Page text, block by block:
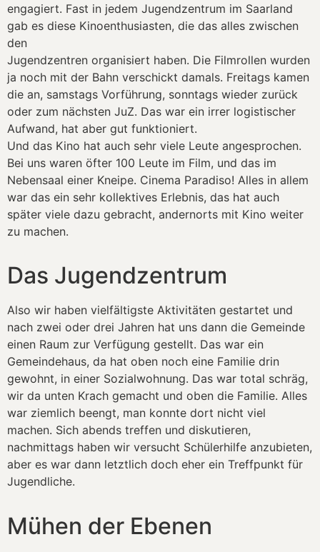
engagiert. Fast in jedem Jugendzentrum im Saarland
gab es diese Kinoenthusiasten, die das alles zwischen
den
Jugendzentren organisiert haben. Die Filmrollen wurden
ja noch mit der Bahn verschickt damals. Freitags kamen
die an, samstags Vorführung, sonntags wieder zurück
oder zum nächsten JuZ. Das war ein irrer logistischer
Aufwand, hat aber gut funktioniert.
Und das Kino hat auch sehr viele Leute angesprochen.
Bei uns waren öfter 100 Leute im Film, und das im
Nebensaal einer Kneipe. Cinema Paradiso! Alles in allem
war das ein sehr kollektives Erlebnis, das hat auch
später viele dazu gebracht, andernorts mit Kino weiter
zu machen.
Das Jugendzentrum
Also wir haben vielfältigste Aktivitäten gestartet und
nach zwei oder drei Jahren hat uns dann die Gemeinde
einen Raum zur Verfügung gestellt. Das war ein
Gemeindehaus, da hat oben noch eine Familie drin
gewohnt, in einer Sozialwohnung. Das war total schräg,
wir da unten Krach gemacht und oben die Familie. Alles
war ziemlich beengt, man konnte dort nicht viel
machen. Sich abends treffen und diskutieren,
nachmittags haben wir versucht Schülerhilfe anzubieten,
aber es war dann letztlich doch eher ein Treffpunkt für
Jugendliche.
Mühen der Ebenen